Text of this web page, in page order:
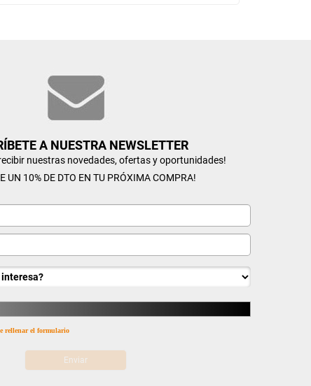
A NUESTRA NEWSLETTER
recibir nuestras novedades, ofertas y oportunidades!
UN 10% DE DTO EN TU PRÓXIMA COMPRA!
rellenar el formulario